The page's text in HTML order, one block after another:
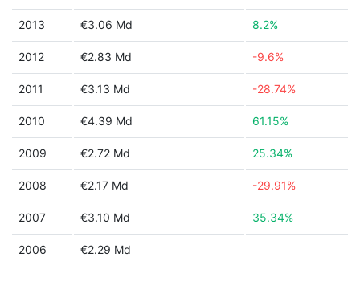
2013 €3.06 Md 8.2%
2012 €2.83 Md -9.6%
2011 €3.13 Md -28.74%
2010 €4.39 Md 61.15%
2009 €2.72 Md 25.34%
2008 €2.17 Md -29.91%
2007 €3.10 Md 35.34%
2006 €2.29 Md